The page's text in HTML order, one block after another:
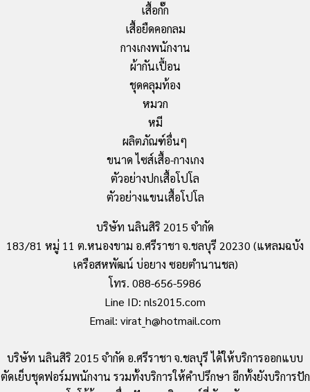
เสื้อกั๊ก
เสื้อยืดคอกลม
กางเกงพนักงาน
ผ้ากันเปื้อน
ชุดคลุมท้อง
หมวก
หมี
ผลิตภัณฑ์อื่นๆ
ขนาด ไซส์เสื้อ-กางเกง
ตัวอย่างปกเสื้อโปโล
ตัวอย่างแขนเสื้อโปโล
บริษัท นลินสิริ 2015 จำกัด
183/81 หมู่ 11 ต.หนองขาม อ.ศรีราชา จ.ชลบุรี 20230 (แหลมฉบัง
เครือสหพัฒน์ บ่อยาง ซอยตำนานชล)
โทร. 088-656-5986
Line ID: nls2015.com
Email: virat_h@hotmail.com
บริษัท นลินสิริ 2015 จำกัด อ.ศรีราชา จ.ชลบุรี ได้ให้บริการออกแบบ
ตัดเย็บชุดฟอร์มพนักงาน รวมทั้งบริการให้คำปรึกษา อีกทั้งยังบริการปัก